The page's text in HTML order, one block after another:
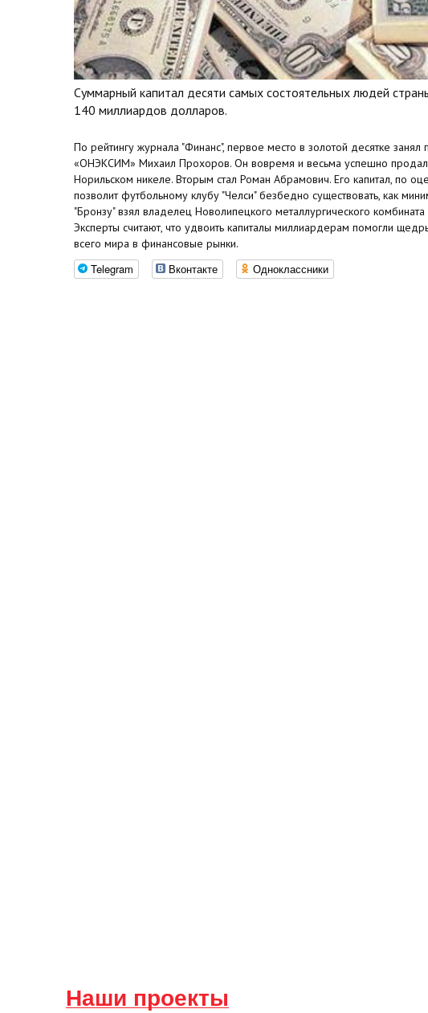
Суммарный капитал десяти самых состоятельных людей
140 миллиардов долларов.
По рейтингу журнала "Финанс", первое место в золотой десятке занял
«ОНЭКСИМ» Михаил Прохоров. Он вовремя и весьма успешно
Норильском никеле. Вторым стал Роман Абрамович. Его капитал, по
позволит футбольному клубу "Челси" безбедно существовать, как
"Бронзу" взял владелец Новолипецкого металлургического
Эксперты считают, что удвоить капиталы миллиардерам помогли
всего мира в финансовые рынки.
Telegram Вконтакте Одноклассники
Наши проекты